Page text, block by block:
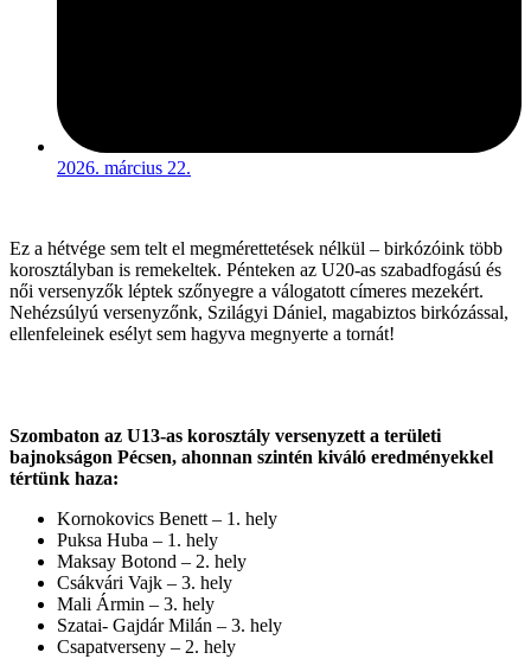
2026. március 22.
Ez a hétvége sem telt el megmérettetések nélkül – birkózóink több
korosztályban is remekeltek. Pénteken az U20-as szabadfogású és
női versenyzők léptek szőnyegre a válogatott címeres mezekért.
Nehézsúlyú versenyzőnk, Szilágyi Dániel, magabiztos birkózással,
ellenfeleinek esélyt sem hagyva megnyerte a tornát!
Szombaton az U13-as korosztály versenyzett a területi
bajnokságon Pécsen, ahonnan szintén kiváló eredményekkel
tértünk haza:
Kornokovics Benett – 1. hely
Puksa Huba – 1. hely
Maksay Botond – 2. hely
Csákvári Vajk – 3. hely
Mali Ármin – 3. hely
Szatai- Gajdár Milán – 3. hely
Csapatverseny – 2. hely